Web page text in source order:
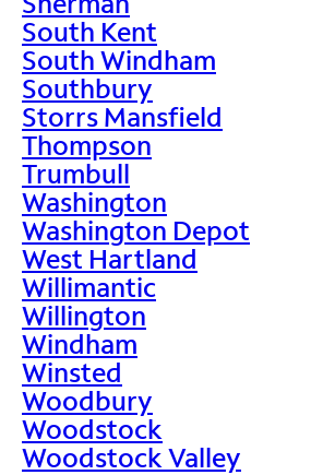
South Kent
South Windham
Southbury
Storrs Mansfield
Thompson
Trumbull
Washington
Washington Depot
West Hartland
Willimantic
Willington
Windham
Winsted
Woodbury
Woodstock
Woodstock Valley